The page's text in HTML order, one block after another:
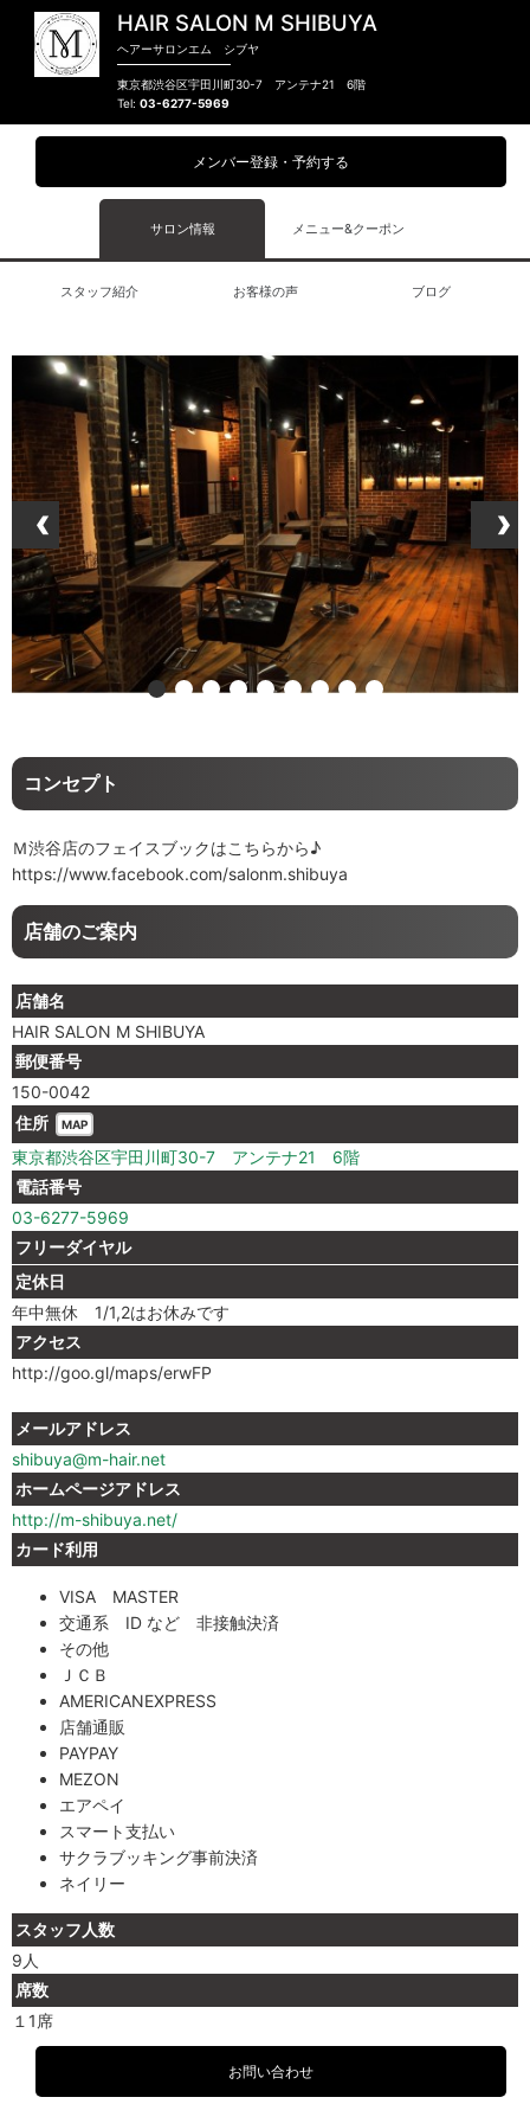
HAIR SALON M SHIBUYA
ヘアーサロンエム シブヤ
東京都渋谷区宇田川町30-7 アンテナ21 6階
03-6277-5969
メンバー登録・予約する
サロン情報 メニュー&クーポン
スタッフ紹介 お客様の声 ブログ
‹ ›
コンセプト
Ｍ渋谷店のフェイスブックはこちらから♪
https://www.facebook.com/salonm.shibuya
店舗のご案内
店舗名
HAIR SALON M SHIBUYA
郵便番号
150-0042
住所
MAP
東京都渋谷区宇田川町30-7 アンテナ21 6階
電話番号
03-6277-5969
フリーダイヤル
定休日
年中無休 1/1,2はお休みです
アクセス
http://goo.gl/maps/erwFP
メールアドレス
shibuya@m-hair.net
ホームページアドレス
http://m-shibuya.net/
カード利用
VISA MASTER
交通系 ID など 非接触決済
その他
ＪＣＢ
AMERICANEXPRESS
店舗通販
PAYPAY
MEZON
エアペイ
スマート支払い
サクラブッキング事前決済
ネイリー
スタッフ人数
9人
席数
１1席
お問い合わせ